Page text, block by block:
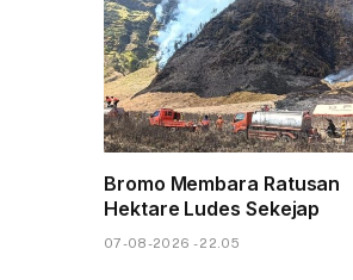
Bromo Membara Ratusan
Hektare Ludes Sekejap
07-08-2026 - 22.05